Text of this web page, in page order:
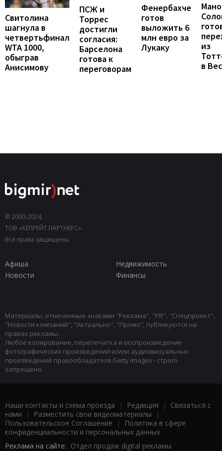
Свитолина
шагнула в
четвертьфинал
WTA 1000,
обыграв
Анисимову
ПСЖ и
Торрес
достигли
согласия:
Барселона
готова к
переговорам
Фенербахче
готов
выложить 6
млн евро за
Лукаку
из
в
© 2000-2024,
ТОВ «КЕПРЕЙТ ПАРТНЕРС».
Все права защищены.
Афиша
Недвижимость
Новости
Финансы
Материалы, отмеченные знаками "Реклама", "PR", "Спецпроект",
"Новости компаний", "Актуально", "Промо", публикуются на
правах рекламы.
Любое копирование, перепечатка и воспроизведение
фотографических произведений и/или аудиовизуальных
произведений правообладателя Getty Images - строго
запрещено.
Наши контакты и схема проезда | Редакция | Связаться с
нами | Разместить свои видеоматериалы |
Пользовательское Соглашение |
Политика в сфере
конфиденциальности и персональных данных
Реклама на сайте: Отдел продаж digital рекламы